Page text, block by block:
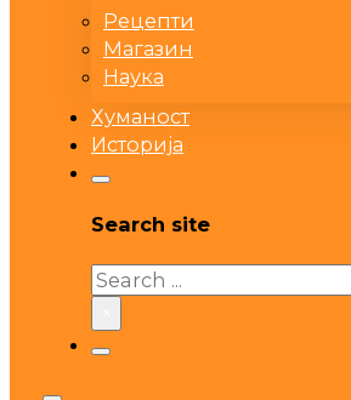
Рецепти
Магазин
Наука
Хуманост
Историја
Search site
Search